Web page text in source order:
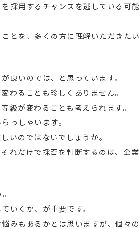
採用するチャンスを逃している可能
とを、多くの方に理解いただきたい
良いのでは、と思っています。
わることも珍しくありません。
級が変わることも考えられます。
っしゃいます。
いのではないでしょうか。
れだけで採否を判断するのは、企業
いくか、が重要です。
みもあるかとは思いますが、個々の